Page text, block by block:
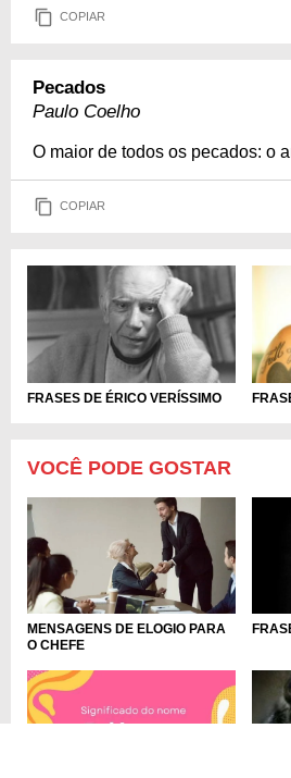
COPIAR
Pecados
Paulo Coelho
O maior de todos os pecados: o
COPIAR
FRASES DE ÉRICO VERÍSSIMO
VOCÊ PODE GOSTAR
MENSAGENS DE ELOGIO PARA
O CHEFE